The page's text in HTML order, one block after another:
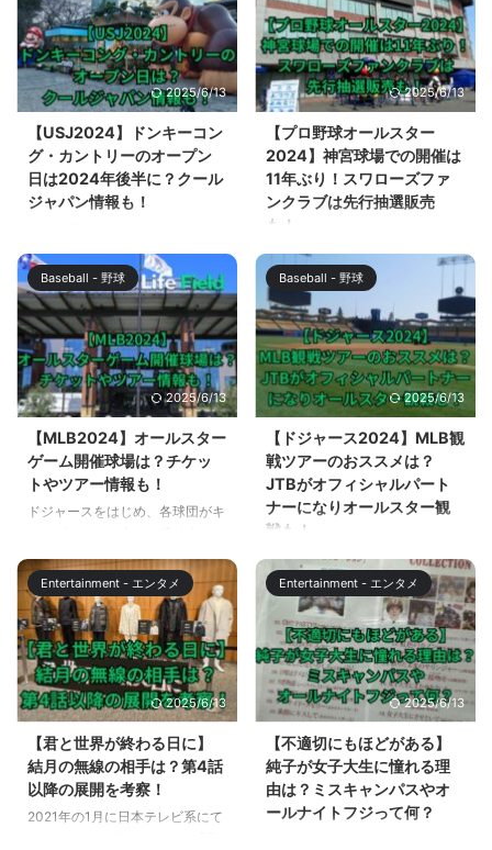
わることが発表されました。 新
作はリブート作品ということで、
全く新しい作品となりますが、パ
ニック映画の金字塔として海外で
も高評価の新幹線大爆破 (The
Bullet Train, Super Express
109）は是非見ておきたいです
ね。 この記事では、新幹線大爆
破 (The Bullet Train ...
も多いはず。 現在、御翔印（ご
しょういん）は、JALグループが
就航する国内55空港で購入する
ことができます。 この記事で
は、御翔印（ごしょういん）とは
何か？また、購入できる空港と、
楽しい時間を過ごせる厳選3空港
の情報をお伝えします。 御翔印
（ごしょういん）とは？ 御翔印
とは、日本航空（JAL）とJTBが
朱印とは、神社や寺院で参拝者に
授与される墨書や朱印のこと ...
2025/6/13
【USJ2024】ドンキーコン
グ・カントリーのオープン
日は2024年後半に？クール
ジャパン情報も！
コング・カントリーが2024年の
春にオープンします。 2024年4
月19日追記：ドンキーコング・カ
ントリーのオープン時期は、
2024年後半に変更されました。
2024年春にユニバーサルスタジ
オジャパン（USJ）を訪れたいと
思っている方は多いでしょう。し
かし、USJは常に新しいエリアや
イベントを開催しており、どの時
期に行けば一番楽しめるのか分か
りにくいかもしれません。そこ
で、この記事では、2024年春に
イベントについて、最新の情報を
お伝えします ...
2025/6/13
【プロ野球オールスター
2024】神宮球場での開催は
11年ぶり！スワローズファ
ンクラブは先行抽選販売
も！
プロ野球の春季キャンプも終了
し、開幕まで1か月となっていま
す。 交流戦、オールスターゲー
ムの日程も発表されていますが、
2024年のマイナビオールスター
ゲームの第2戦は明治神宮野球場
（神宮球場）で開催されます。
明治神宮野球場（神宮球場）での
開催は2013年以来11年ぶりの開
催となり、東京の屋外球場でのオ
ールスターゲームを待ちわびてい
た皆さんには嬉しいニュースで
す。 この記事では、過去のオー
2024年のプロ野球オールスター
ゲームのチケット購入方法につい
て解説します。 【プロ野球 ...
Baseball - 野球
2025/6/13
【MLB2024】オールスター
ゲーム開催球場は？チケッ
トやツアー情報も！
ドジャースをはじめ、各球団がキ
が、すでに、米ESPNは、「早す
ぎる2024年オールスター予想」
という記事を発表するなど、早く
も7月開催のオールスターゲーム
も話題になっています。 この記
事では、MLB2024年シーズンの
オールスターゲームの開催球場の
トやツアーの情報をお伝えしま
す。 【MLB2024】オールスタ
ーゲーム開催球場は？ MLB2024
年シーズンのオールスターゲーム
Baseball - 野球
2025/6/13
【ドジャース2024】MLB観
戦ツアーのおススメは？
JTBがオフィシャルパート
ナーになりオールスター観
戦も！
ドジャースをはじめ、各球団がキ
ャンプインし、大きな盛り上がり
を見せているMLB。 韓国の開幕
戦のプラチナチケットは、韓国在
住以外の一般人の入手はほぼ困難
な状況でした。 開幕戦は諦め
て、一足早くアリゾナでのキャン
プ、オープン戦を観に行かれてい
るファンの皆さん、そして、レギ
ュラーシーズンの観戦を検討して
いる方も多いことでしょう。 こ
の記事では、ドジャースはじめ、
MLB観戦におススメのツアー情
Entertainment - エンタメ
2025/6/13
【君と世界が終わる日に】
結月の無線の相手は？第4話
以降の展開を考察！
2021年の1月に日本テレビ系にて
Entertainment - エンタメ
2025/6/13
【不適切にもほどがある】
純子が女子大生に憧れる理
由は？ミスキャンパスやオ
ールナイトフジって何？